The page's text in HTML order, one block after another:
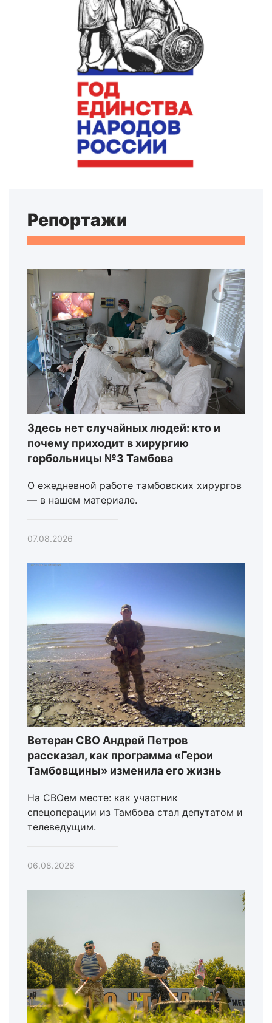
Репортажи
Здесь нет случайных людей: кто и
почему приходит в хирургию
горбольницы №3 Тамбова
О ежедневной работе тамбовских хирургов
— в нашем материале.
07.08.2026
Ветеран СВО Андрей Петров
рассказал, как программа «Герои
Тамбовщины» изменила его жизнь
На СВОем месте: как участник
спецоперации из Тамбова стал депутатом и
телеведущим.
06.08.2026